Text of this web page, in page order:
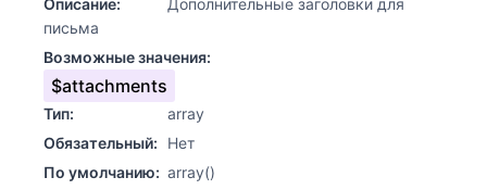
письма
Возможные значения:
$attachments
Тип:
array
Обязательный:
Нет
По умолчанию: array()